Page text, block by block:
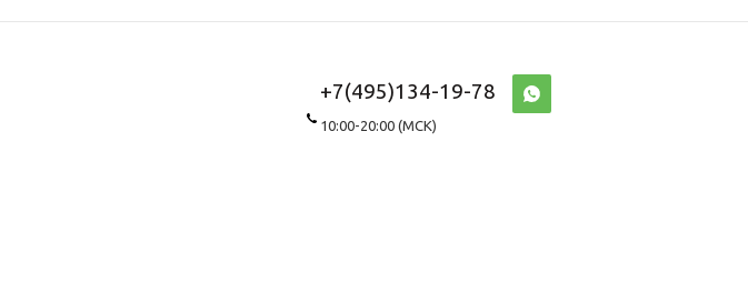
+7(495)134-19-78
10:00-20:00 (МСК)